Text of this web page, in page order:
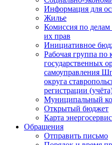
Информация для
Жилье
Комиссия по
их прав
Инициативное
Рабочая группа по
государственных
самоуправления
округа
регистрации
Муниципальный
Открытый бюджет
Карта
Обращения
Отправить письмо